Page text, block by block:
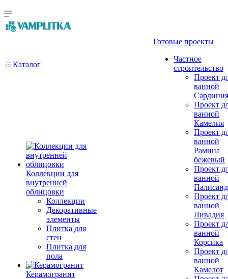
Каталог
Коллекции для
внутренней
облицовки
Коллекции
Декоративные
элементы
Плитка для
стен
Плитка для
пола
Керамогранит
Готовые проекты
Частное
строительство
Проект
ванной
Сардиния
Проект
ванной
Камелия
Проект
ванной
Рамина
бежевый
Проект
ванной
Проект
ванной
Ливадия
Проект
ванной
Корсика
Проект
ванной
Камелот